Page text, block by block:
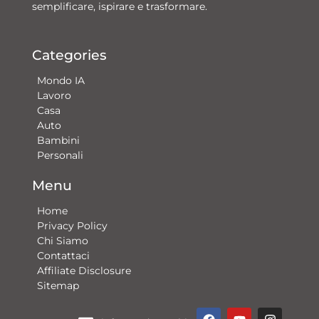
semplificare, ispirare e trasformare.
Categories
Mondo IA
Lavoro
Casa
Auto
Bambini
Personali
Menu
Home
Privacy Policy
Chi Siamo
Contattaci​
Affiliate Disclosure
Sitemap
F
Y
I
G